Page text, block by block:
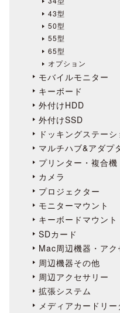
43型
50型
55型
65型
オプション
モバイルモニター
キーボード
外付けHDD
外付けSSD
ドッキングステーシ
マルチハブ&アダプ
プリンター・複合機
カメラ
プロジェクター
モニターマウント
キーボードマウント
SDカード
Mac周辺機器・アク
周辺機器その他
周辺アクセサリー
拡張システム
メディアカードリー